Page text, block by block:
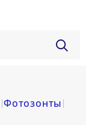
Фотозонты